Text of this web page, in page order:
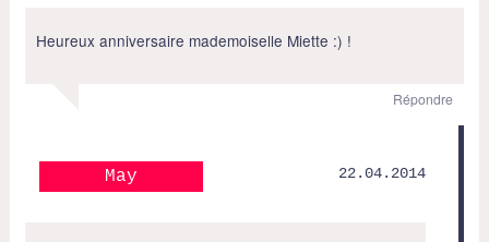
Heureux anniversaire mademoiselle Miette :) !
Répondre
May 22.04.2014